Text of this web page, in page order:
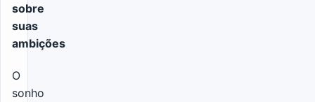
sobre
suas
ambições
O
sonho